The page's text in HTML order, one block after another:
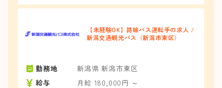
【未経験OK】路線バス運転手の求人 /
新潟交通観光バス（新潟市東区）
勤務地
新潟県 新潟市東区
給与
月給 180,000円 ～